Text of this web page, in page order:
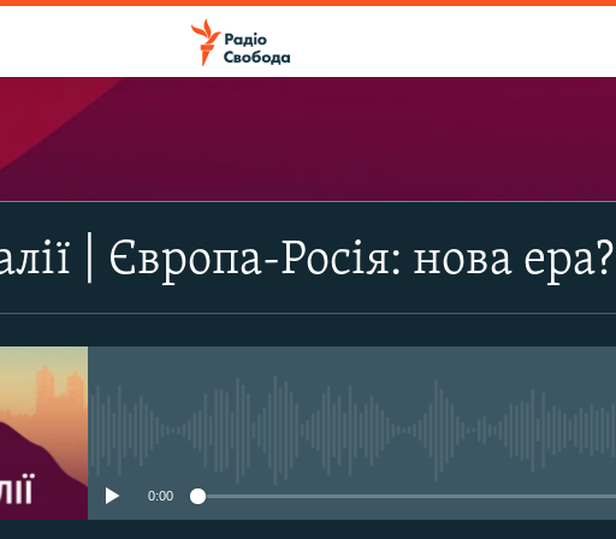
| Європа-Росія: нова ера?
0:00